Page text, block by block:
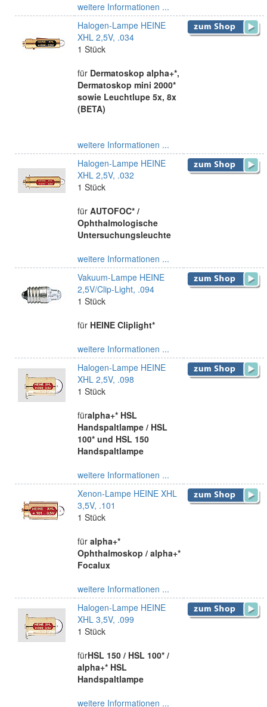
weitere Informationen ...
Halogen-Lampe HEINE
XHL 2,5V, .034
1 Stück
für Dermatoskop alpha+*,
Dermatoskop mini 2000*
sowie Leuchtlupe 5x, 8x
(BETA)
weitere Informationen ...
Halogen-Lampe HEINE
XHL 2,5V, .032
1 Stück
für AUTOFOC* /
Ophthalmologische
Untersuchungsleuchte
weitere Informationen ...
Vakuum-Lampe HEINE
2,5V/Clip-Light, .094
1 Stück
für HEINE Cliplight*
weitere Informationen ...
Halogen-Lampe HEINE
XHL 2,5V, .098
1 Stück
füralpha+* HSL
Handspaltlampe / HSL
100* und HSL 150
Handspaltlampe
weitere Informationen ...
Xenon-Lampe HEINE XHL
3,5V, .101
1 Stück
für alpha+*
Ophthalmoskop / alpha+*
Focalux
weitere Informationen ...
Halogen-Lampe HEINE
XHL 3,5V, .099
1 Stück
fürHSL 150 / HSL 100* /
alpha+* HSL
Handspaltlampe
weitere Informationen ...